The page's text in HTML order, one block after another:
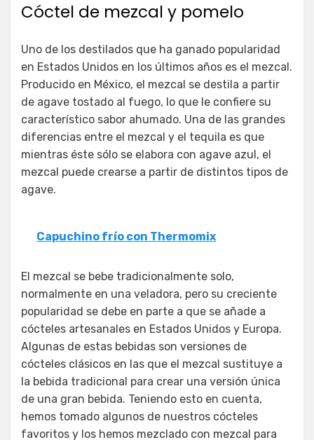
Cóctel de mezcal y pomelo
Uno de los destilados que ha ganado popularidad
en Estados Unidos en los últimos años es el mezcal.
Producido en México, el mezcal se destila a partir
de agave tostado al fuego, lo que le confiere su
característico sabor ahumado. Una de las grandes
diferencias entre el mezcal y el tequila es que
mientras éste sólo se elabora con agave azul, el
mezcal puede crearse a partir de distintos tipos de
agave.
Capuchino frío con Thermomix
El mezcal se bebe tradicionalmente solo,
normalmente en una veladora, pero su creciente
popularidad se debe en parte a que se añade a
cócteles artesanales en Estados Unidos y Europa.
Algunas de estas bebidas son versiones de
cócteles clásicos en las que el mezcal sustituye a
la bebida tradicional para crear una versión única
de una gran bebida. Teniendo esto en cuenta,
hemos tomado algunos de nuestros cócteles
favoritos y los hemos mezclado con mezcal para